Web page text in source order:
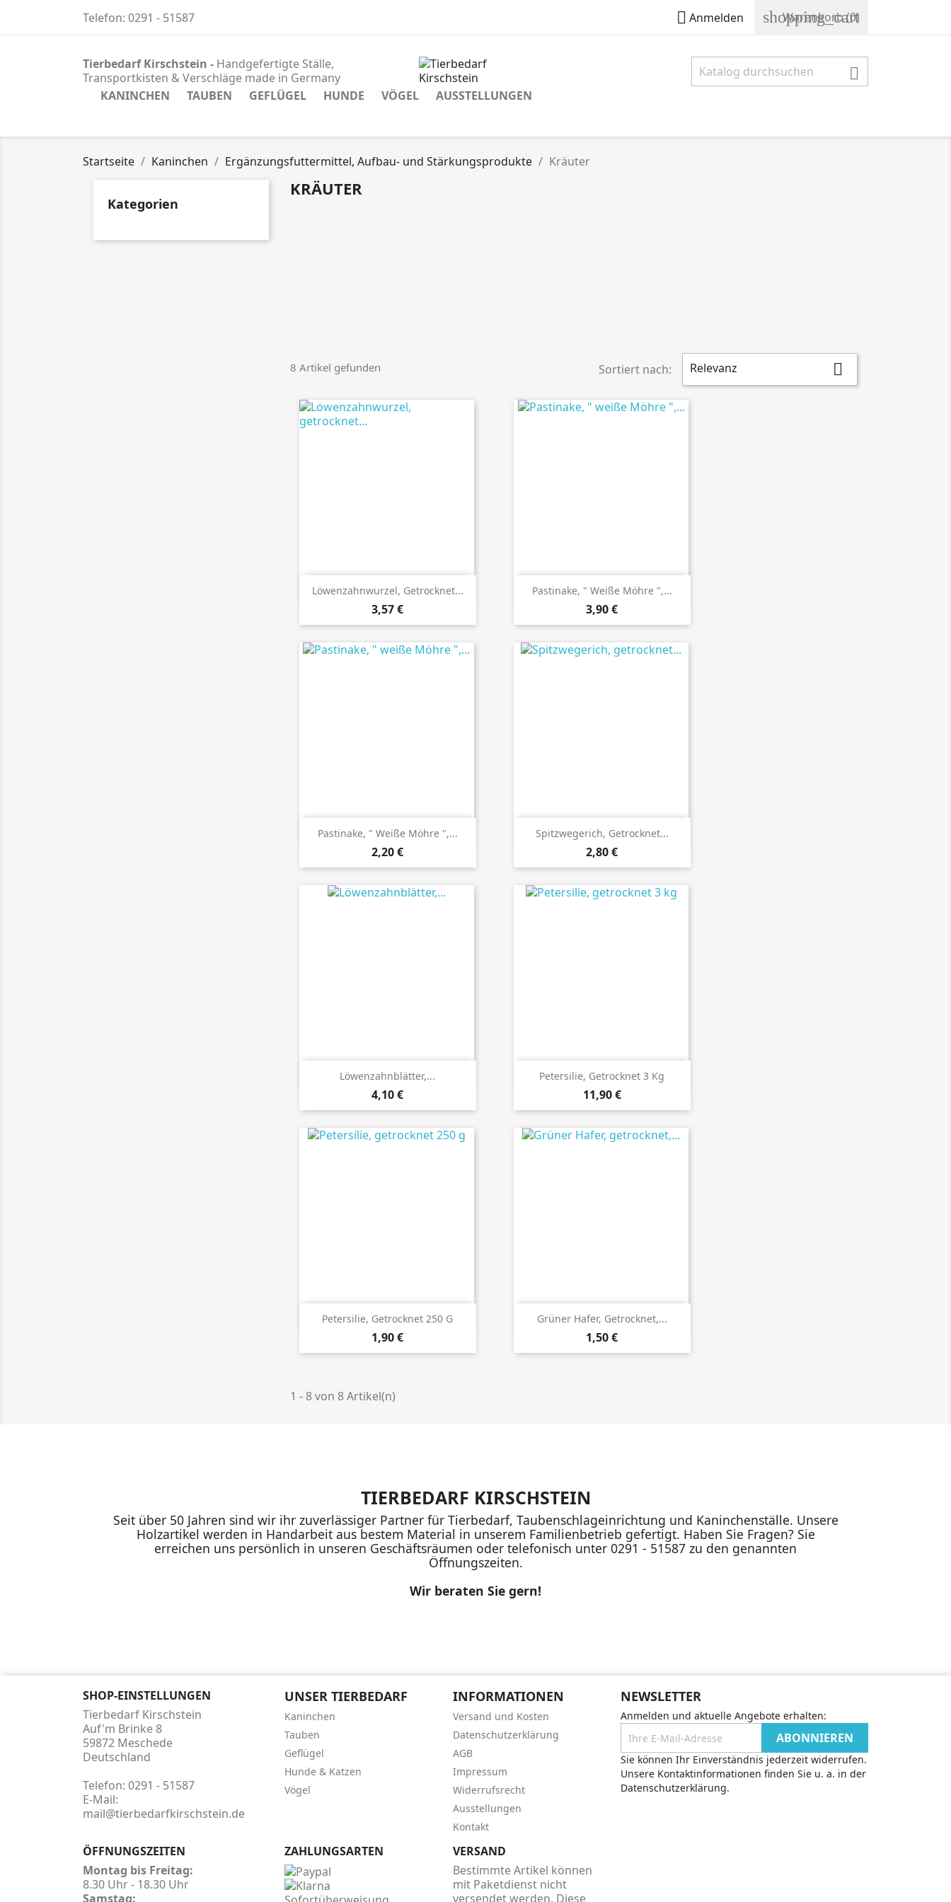
Telefon: 0291 - 51587  Anmelden shopping_cart
Warenkorb(0)
Tierbedarf Kirschstein - Handgefertigte Ställe,
Transportkisten & Verschläge made in Germany 
KANINCHEN TAUBEN GEFLÜGEL HUNDE VÖGEL AUSSTELLUNGEN
Startseite Kaninchen Ergänzungsfuttermittel, Aufbau- und Stärkungsprodukte Kräuter
Kategorien
KRÄUTER
8 Artikel gefunden Sortiert nach: Relevanz 
Löwenzahnwurzel, Getrocknet...
Preis
3,57 €
Details ansehen Pastinake, " Weiße Möhre ",...
Preis
3,90 €
Details ansehen
Pastinake, " Weiße Möhre ",...
Preis
2,20 €
Details ansehen Spitzwegerich, Getrocknet...
Preis
2,80 €
Details ansehen
Löwenzahnblätter,...
Preis
4,10 €
Details ansehen Petersilie, Getrocknet 3 Kg
Preis
11,90 €
Details ansehen
Petersilie, Getrocknet 250 G
Preis
1,90 €
Details ansehen Grüner Hafer, Getrocknet,...
Preis
1,50 €
Details ansehen
1 - 8 von 8 Artikel(n)
TIERBEDARF KIRSCHSTEIN
Seit über 50 Jahren sind wir ihr zuverlässiger Partner für Tierbedarf, Taubenschlageinrichtung und Kaninchenställe. Unsere
Holzartikel werden in Handarbeit aus bestem Material in unserem Familienbetrieb gefertigt. Haben Sie Fragen? Sie
erreichen uns persönlich in unseren Geschäftsräumen oder telefonisch unter 0291 - 51587 zu den genannten
Öffnungszeiten.
Wir beraten Sie gern!
SHOP-EINSTELLUNGEN
Tierbedarf Kirschstein
Auf'm Brinke 8
59872 Meschede
Deutschland
Telefon: 0291 - 51587
E-Mail:
mail@tierbedarfkirschstein.de
UNSER TIERBEDARF
Kaninchen
Tauben
Geflügel
Hunde & Katzen
Vögel
INFORMATIONEN
Versand und Kosten
Datenschutzerklärung
AGB
Impressum
Widerrufsrecht
Ausstellungen
Kontakt
NEWSLETTER
Anmelden und aktuelle Angebote erhalten:
Sie können Ihr Einverständnis jederzeit widerrufen.
Unsere Kontaktinformationen finden Sie u. a. in der
Datenschutzerklärung.
ÖFFNUNGSZEITEN
Montag bis Freitag:
8.30 Uhr - 18.30 Uhr
Samstag:
ZAHLUNGSARTEN
VERSAND
Bestimmte Artikel können
mit Paketdienst nicht
versendet werden. Diese